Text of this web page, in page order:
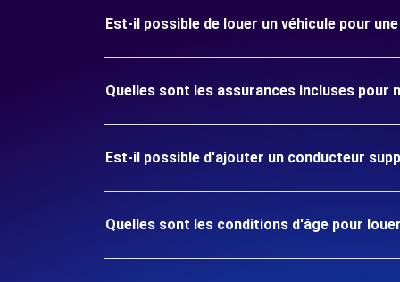
Est-il possible de louer un véhicule pour une
Quelles sont les assurances incluses pour
Est-il possible d'ajouter un conducteur
Quelles sont les conditions d'âge pour